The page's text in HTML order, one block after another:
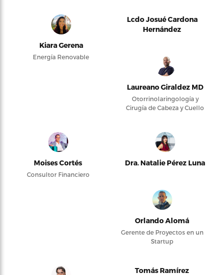
Kiara Gerena
Energía Renovable
Lcdo Josué Cardona
Hernández
Laureano Giraldez MD
Otorrinolaringología y
Cirugía de Cabeza y Cuello
Moises Cortés
Consultor Financiero
Dra. Natalie Pérez Luna
Orlando Alomá
Gerente de Proyectos en un
Startup
Tomás Ramírez